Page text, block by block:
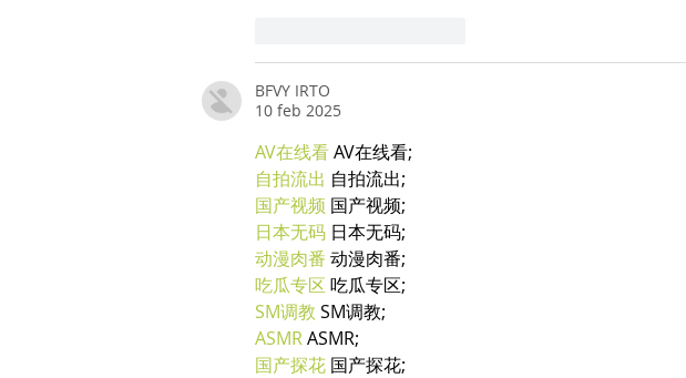
BFVY IRTO
10 feb 2025
AV在线看 AV在线看;
自拍流出 自拍流出;
国产视频 国产视频;
日本无码 日本无码;
动漫肉番 动漫肉番;
吃瓜专区 吃瓜专区;
SM调教 SM调教;
ASMR ASMR;
国产探花 国产探花;